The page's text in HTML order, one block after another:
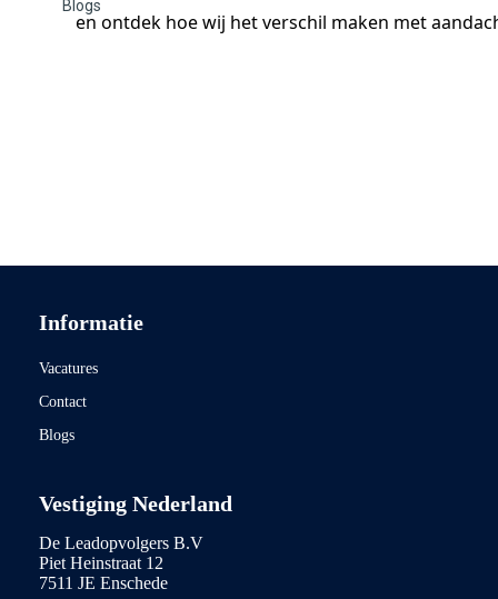
en ontdek hoe wij het verschil maken met
Blogs
Informatie
Vacatures
Contact
Blogs
Vestiging Nederland
De Leadopvolgers B.V
Piet Heinstraat 12
7511 JE Enschede